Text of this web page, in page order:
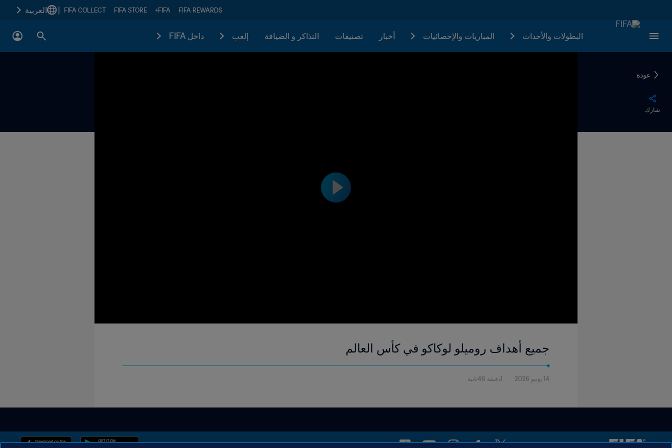
FIFA REWARDS
FIFA+
FIFA STORE
FIFA COLLECT العربية
البطولات والأحدات المباريات والإحصائيات أخبار تصنيفات التذاكر و الضيافة إلعب داخل FIFA
عودة
شارك
جميع أهداف روميلو لوكاكو في كأس العالم
14 يونيو 2026 1دقيقة 46ثانية